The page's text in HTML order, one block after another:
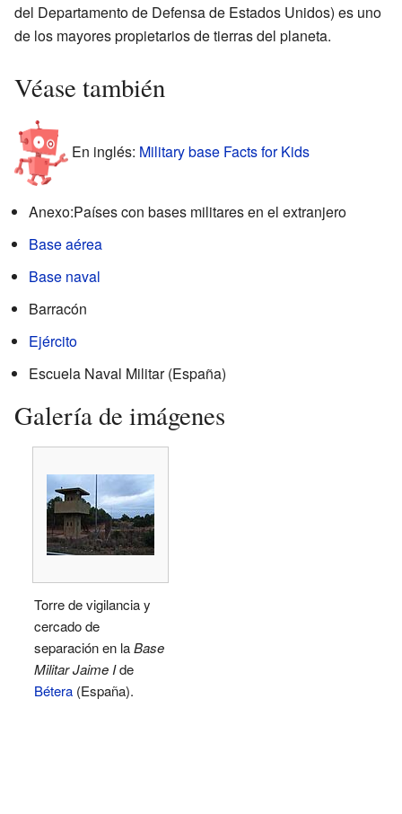
del Departamento de Defensa de Estados Unidos) es uno
de los mayores propietarios de tierras del planeta.
Véase también
En inglés: Military base Facts for Kids
Anexo:Países con bases militares en el extranjero
Base aérea
Base naval
Barracón
Ejército
Escuela Naval Militar (España)
Galería de imágenes
Torre de vigilancia y
cercado de
separación en laBase
Militar Jaime Ide
Bétera (España).